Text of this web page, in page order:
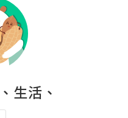
生活、